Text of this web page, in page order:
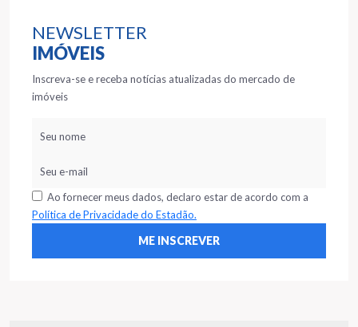
NEWSLETTER
IMÓVEIS
Inscreva-se e receba notícias atualizadas do mercado de
imóveis
Ao fornecer meus dados, declaro estar de acordo com a
Política de Privacidade do Estadão.